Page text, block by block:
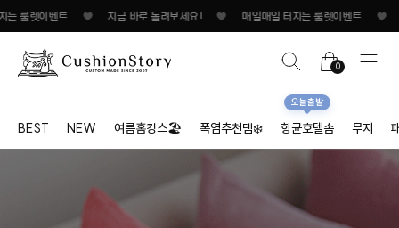
트 ♥ 지금 바로 돌려보세요! ♥ 매일매일 터지는 룰렛이벤트 ♥ 지금 바로
0
BEST NEW 여름홈캉스🏖 폭염추천템❄️ 항균호텔솜
오늘출발
무지